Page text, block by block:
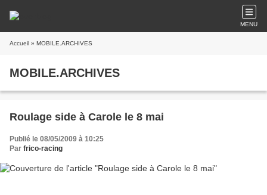
MENU
Accueil » MOBILE.ARCHIVES
MOBILE.ARCHIVES
Roulage side à Carole le 8 mai
Publié le 08/05/2009 à 10:25
Par frico-racing